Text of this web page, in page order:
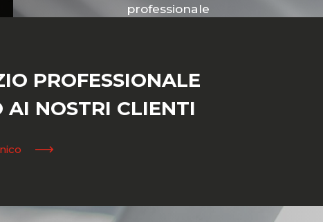
professionale
PROFESSIONALE
AI NOSTRI CLIENTI